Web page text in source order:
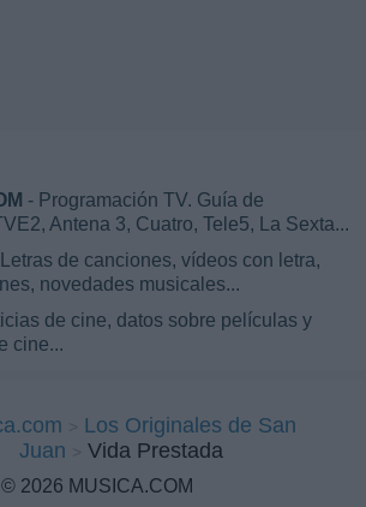
- Programación TV. Guía de
Antena 3, Cuatro, Tele5, La Sexta...
de canciones, vídeos con letra,
novedades musicales...
de cine, datos sobre películas y
cine...
Los Originales de San
Juan
Vida Prestada
© 2026 MUSICA.COM